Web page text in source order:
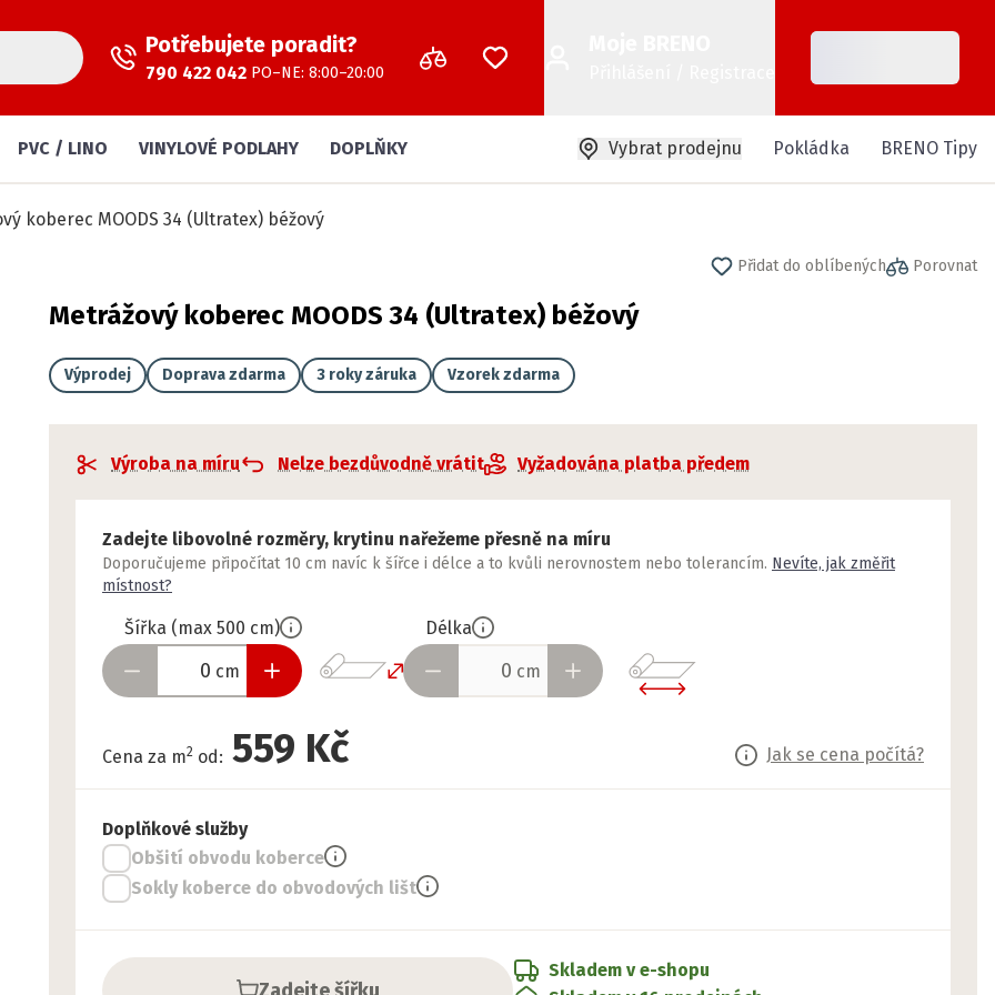
Potřebujete poradit?
790 422 042 PO–NE: 8:00–20:00
PVC / LINO VINYLOVÉ PODLAHY DOPLŇKY Vybrat prodejnu Pokládka BRENO Tipy
koberec MOODS 34 (Ultratex) béžový
Přidat do oblíbených Porovnat
Metrážový koberec MOODS 34 (Ultratex) béžový
Výprodej Doprava zdarma 3 roky záruka Vzorek zdarma
Výroba na míru Nelze bezdůvodně vrátit Vyžadována platba předem
Zadejte libovolné rozměry, krytinu nařežeme přesně na míru
Doporučujeme připočítat 10 cm navíc k šířce i délce a to kvůli nerovnostem nebo tolerancím. Nevíte, jak změřit
místnost?
Šířka (max 500 cm)
cm
Délka
cm
Cena za m2 od: 559 Kč Jak se cena počítá?
Doplňkové služby
Obšití obvodu koberce
Sokly koberce do obvodových lišt
Skladem v e-shopu